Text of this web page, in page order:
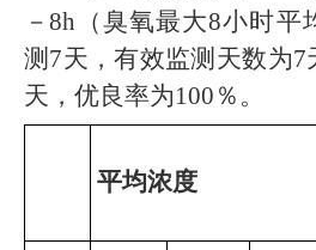
－8h（臭氧最大8小时平
测7天，有效监测天数为7
天，优良率为100％。
平均浓度